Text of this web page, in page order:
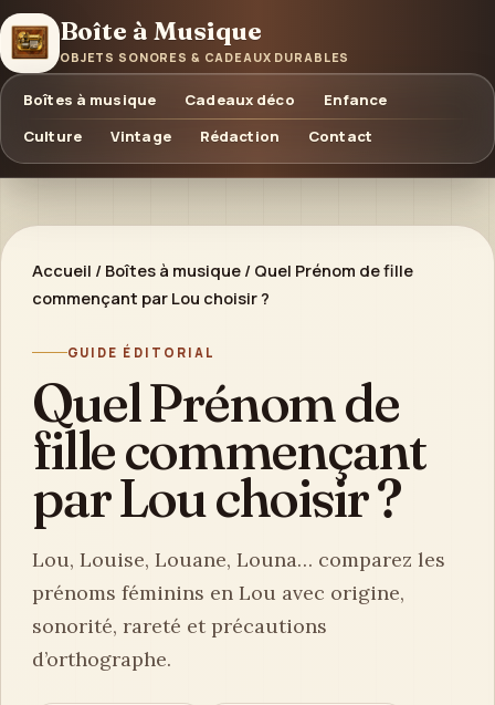
Boîte à Musique
OBJETS SONORES & CADEAUX DURABLES
Boîtes à musique Cadeaux déco
Enfance
Culture
Vintage Rédaction Contact
Accueil / Boîtes à musique / Quel Prénom de fille
commençant par Lou choisir ?
GUIDE ÉDITORIAL
Quel Prénom de
fille commençant
par Lou choisir ?
Lou, Louise, Louane, Louna… comparez les
prénoms féminins en Lou avec origine,
sonorité, rareté et précautions
d’orthographe.